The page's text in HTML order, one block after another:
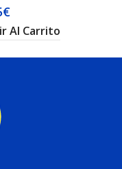
€
Al Carrito